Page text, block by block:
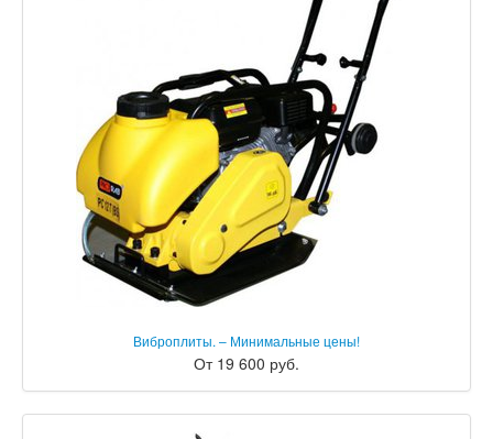
Виброплиты. – Минимальные цены!
От 19 600 руб.